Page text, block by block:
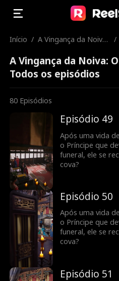
Início / A Vingança da Noiva:
o
/
A Vingança da Noiva:
Todos os episódios
80 Episódios
Episódio 49
Após uma vida
o Príncipe que
funeral, ele se
cova?
Episódio 50
Após uma vida
o Príncipe que
funeral, ele se
cova?
Episódio 51